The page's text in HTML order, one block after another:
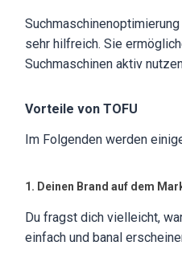
sehr hilfreich. Sie
Suchmaschinen aktiv
Vorteile von TOFU
Im Folgenden werden
1. Deinen Brand auf dem
Du fragst dich vielleicht,
einfach und banal